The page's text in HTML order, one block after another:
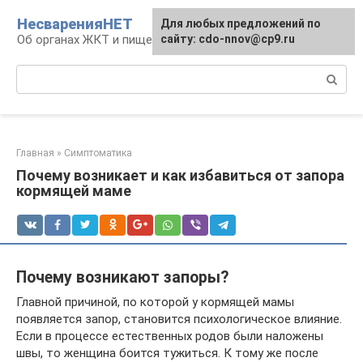
контенту
НесваренияНЕТ
Об органах ЖКТ и пищеварении
Главная » Симптоматика
Почему возникает и как избавиться от запора
кормящей маме
Почему возникают запоры?
Главной причиной, по которой у кормящей мамы
появляется запор, становится психологическое влияние.
Если в процессе естественных родов были наложены
швы, то женщина боится тужиться. К тому же после
Для любых предложений по
сайту: cdo-nnov@cp9.ru